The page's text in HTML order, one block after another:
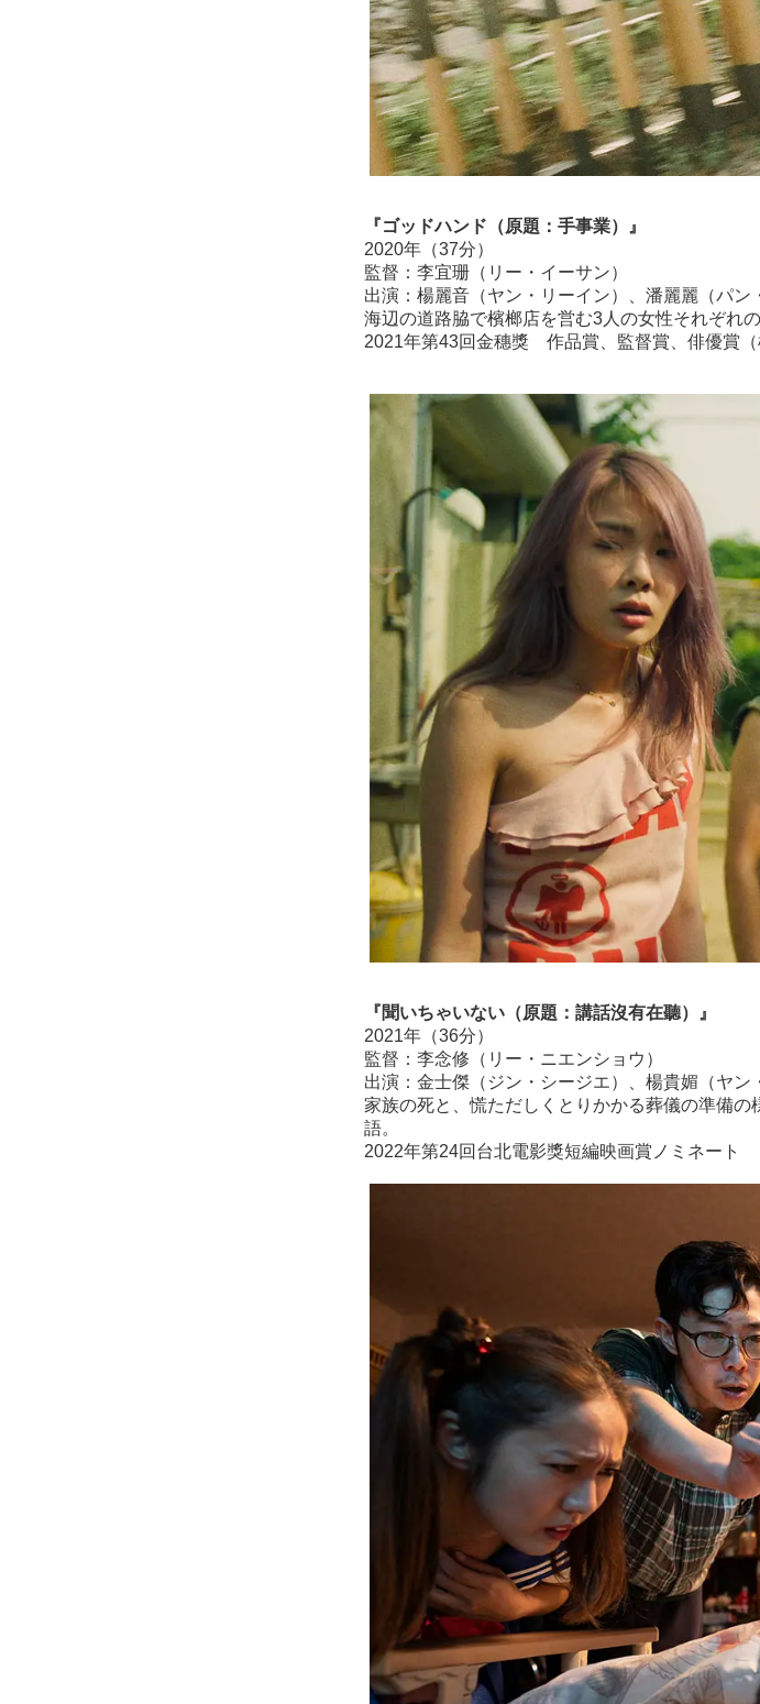
『ゴッドハンド（原題：手事業）』
2020年（37分）
監督：李宜珊（リー・イーサン）
出演：楊麗音（ヤン・リーイン）、潘麗麗（パン
海辺の道路脇で檳榔店を営む3人の女性それぞれの
2021年第43回金穗獎 作品賞、監督賞、俳優賞（
『聞いちゃいない（原題：講話沒有在聽）』
2021年（36分）
監督：李念修（リー・ニエンショウ）
出演：金士傑（ジン・シージエ）、楊貴媚（ヤン
家族の死と、慌ただしくとりかかる葬儀の準備
語。
2022年第24回台北電影獎短編映画賞ノミネート